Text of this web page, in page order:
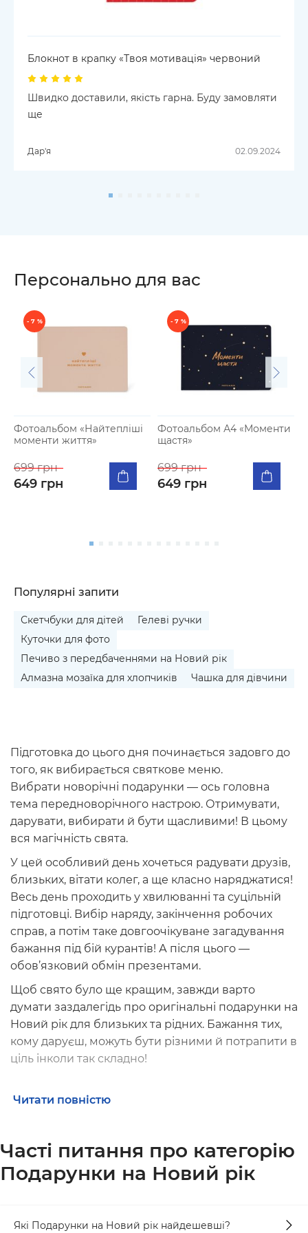
Блокнот в крапку «Твоя мотивація» червоний
Швидко доставили, якість гарна. Буду замовляти
ще
Дар'я 02.09.2024
Персонально для вас
- 7 %
Фотоальбом «Найтепліші
моменти життя»
699 грн
649 грн
- 7 %
Фотоальбом А4 «Моменти
щастя»
699 грн
649 грн
Популярні запити
Скетчбуки для дітей
Гелеві ручки
Куточки для фото
Печиво з передбаченнями на Новий рік
Алмазна мозаїка для хлопчиків
Чашка для дівчини
Підготовка до цього дня починається задовго до
того, як вибирається святкове меню.
Вибрати новорічні подарунки — ось головна
тема передноворічного настрою. Отримувати,
дарувати, вибирати й бути щасливими! В цьому
вся магічність свята.
У цей особливий день хочеться радувати друзів,
близьких, вітати колег, а ще класно наряджатися!
Весь день проходить у хвилюванні та суцільній
підготовці. Вибір наряду, закінчення робочих
справ, а потім таке довгоочікуване загадування
бажання під бій курантів! А після цього —
обов’язковий обмін презентами.
Щоб свято було ще кращим, завжди варто
думати заздалегідь про оригінальні подарунки на
Новий рік для близьких та рідних. Бажання тих,
кому даруєш, можуть бути різними й потрапити в
ціль інколи так складно!
Що можна подарувати на Новий рік
місті України в інтернет магазині завдання із
зірочкою!
Вибрати саме той, який підійде буває
дуже складно.
рік, інші віддають перевагу практичним. Треті
Читати повністю
Часті питання про категорію
Подарунки на Новий рік
Які Подарунки на Новий рік найдешевші?